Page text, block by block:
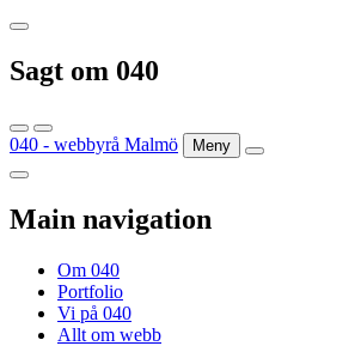
Sagt om 040
040 - webbyrå Malmö Meny
Main navigation
Om 040
Portfolio
Vi på 040
Allt om webb